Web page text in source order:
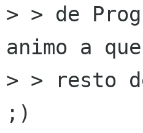
> > de
animo a
> > resto
;)